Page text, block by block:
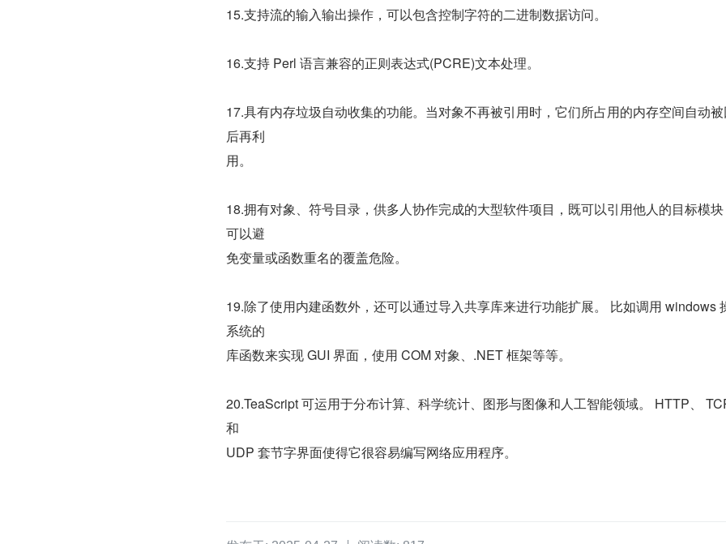
15.支持流的输入输出操作，可以包含控制字符的二进制数据访问。
16.支持 Perl 语言兼容的正则表达式(PCRE)文本处理。
17.具有内存垃圾自动收集的功能。当对象不再被引用时，它们所占用的内存空间自动
后再利
用。
18.拥有对象、符号目录，供多人协作完成的大型软件项目，既可以引用他人的目标模块
可以避
免变量或函数重名的覆盖危险。
19.除了使用内建函数外，还可以通过导入共享库来进行功能扩展。 比如调用 windows
系统的
库函数来实现 GUI 界面，使用 COM 对象、.NET 框架等等。
20.TeaScript 可运用于分布计算、科学统计、图形与图像和人工智能领域。 HTTP、
和
UDP 套节字界面使得它很容易编写网络应用程序。